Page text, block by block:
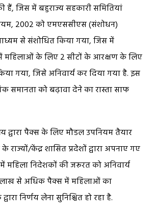
हैं, जिस में बहुराज्य सहकारी समितियां
2002 को एमएससीएस (संशोधन)
से संशोधित किया गया, जिस में
महिलाओं के लिए 2 सीटों के आरक्षण के लिए
गया, जिसे अनिवार्य कर दिया गया है. इस
समानता को बढ़ावा देने का रास्ता साफ
द्वारा पैक्स के लिए मौडल उपनियम तैयार
केंद्र शासित प्रदेशों द्वारा अपनाए गए
महिला निदेशकों की जरूरत को अनिवार्य
लाख से अधिक पैक्स में महिलाओं का
निर्णय लेना सुनिश्चित हो रहा है.